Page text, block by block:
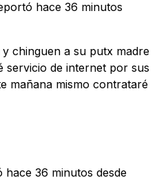
hace 36 minutos
y chinguen a su putx madre
servicio de internet por sus
mismo contrataré
hace 36 minutos desde